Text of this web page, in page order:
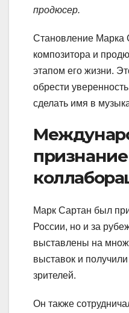
продюсер.
Становление Марка
композитора и
этапом его жизни.
обрести
сделать имя в
Марк Сартан был
России, но и за
выставлены на
выставок и
зрителей.
Он также